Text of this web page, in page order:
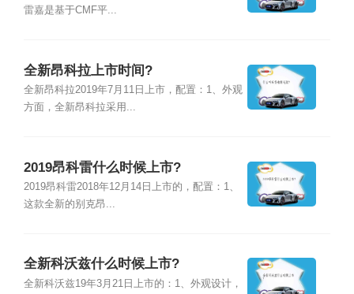
雷嘉是基于CMF平...
全新昂科拉上市时间?
全新昂科拉2019年7月11日上市，配置：1、外观
方面，全新昂科拉采用...
2019昂科雷什么时候上市?
2019昂科雷2018年12月14日上市的，配置：1、
这款全新的别克昂...
全新科沃兹什么时候上市?
全新科沃兹19年3月21日上市的：1、外观设计，